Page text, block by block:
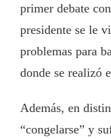
primer debate
presidente se le
problemas para
donde se realizó
Además, en
“congelarse” y